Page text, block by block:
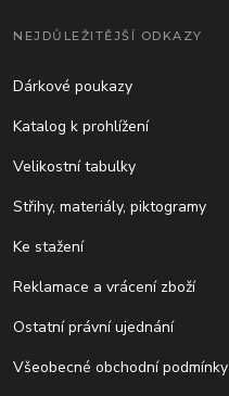
NEJDŮLEŽITĚJŠÍ ODKAZY
Dárkové poukazy
Katalog k prohlížení
Velikostní tabulky
Střihy, materiály, piktogramy
Ke stažení
Reklamace a vrácení zboží
Ostatní právní ujednání
Všeobecné obchodní podmínky